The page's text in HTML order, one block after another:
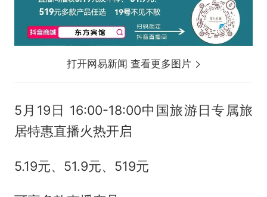
打开网易新闻 查看更多图片
5月19日 16:00-18:00中国旅游日专属旅
居特惠直播火热开启
5.19元、51.9元、519元